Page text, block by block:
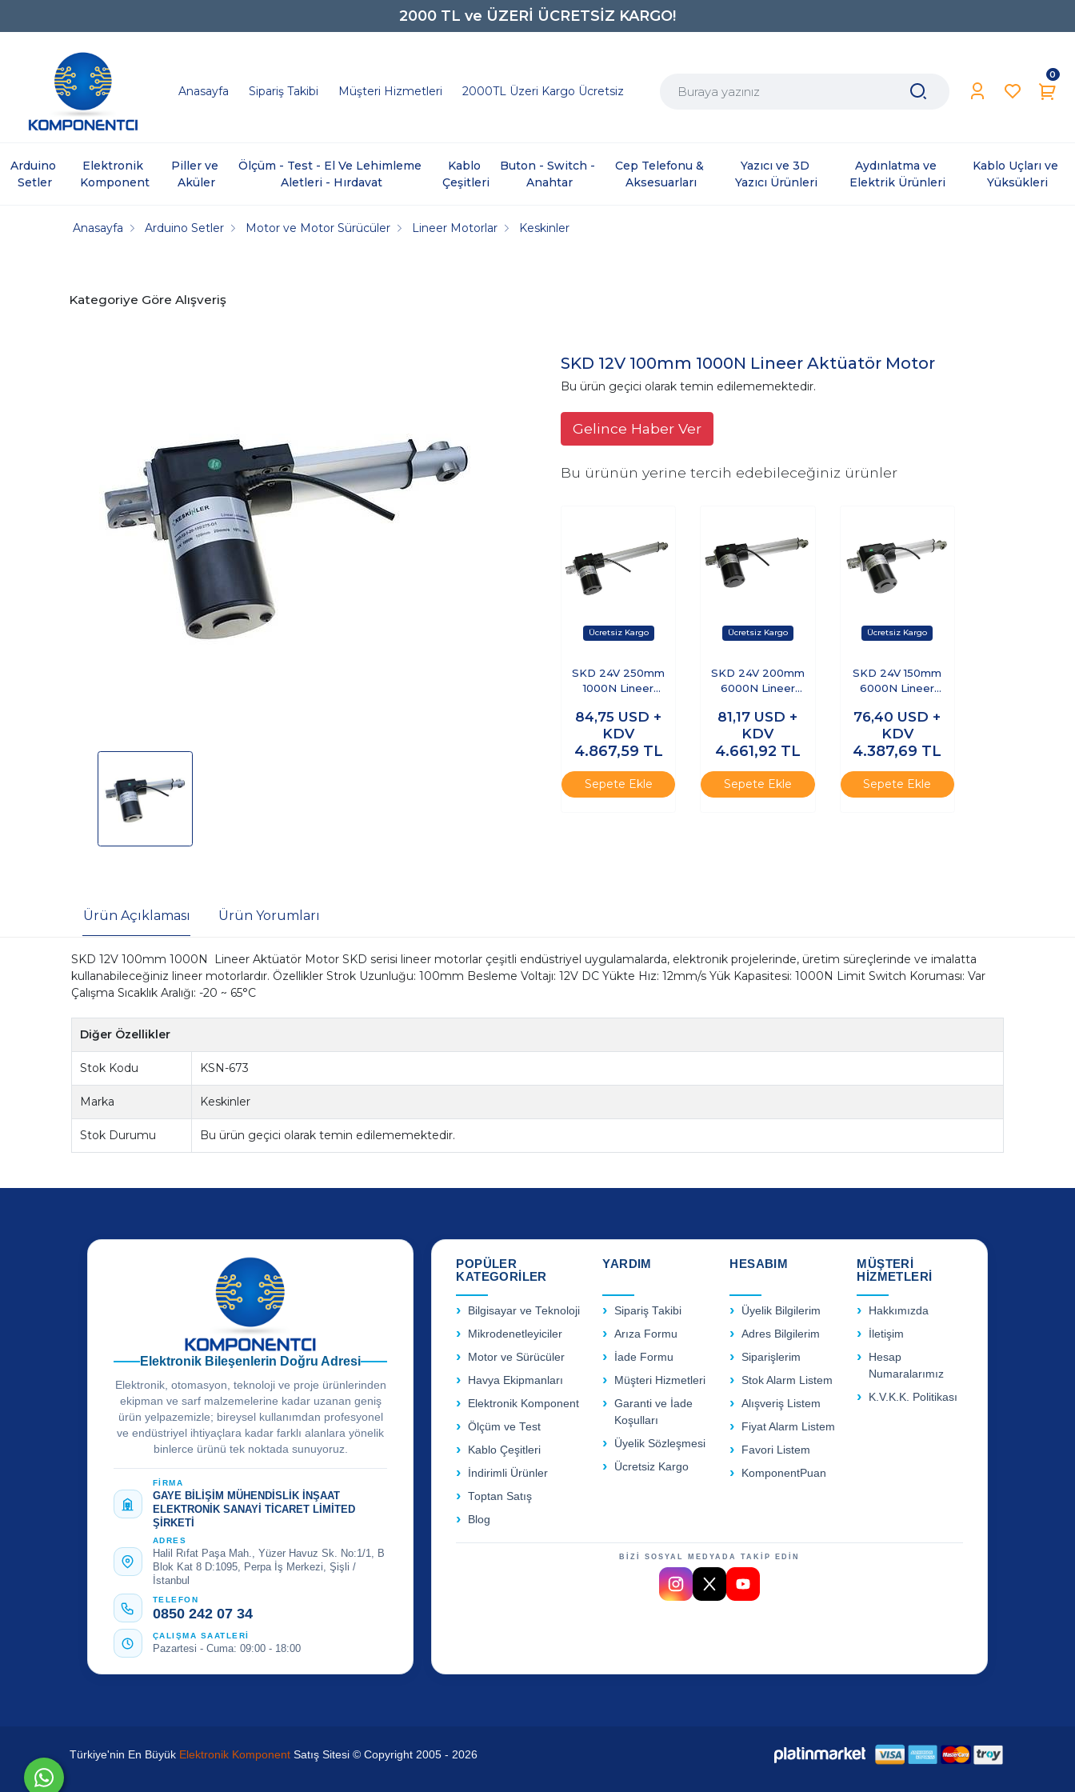
2000 TL ve ÜZERİ ÜCRETSİZ KARGO!
0850 242 0734
Anasayfa Sipariş Takibi Müşteri Hizmetleri 2000TL Üzeri Kargo Ücretsiz
0
Arduino
Setler
Elektronik
Komponent
Piller ve
Aküler
Ölçüm - Test - El Ve Lehimleme
Aletleri - Hırdavat
Kablo
Çeşitleri
Buton - Switch -
Anahtar
Cep Telefonu &
Aksesuarları
Yazıcı ve 3D
Yazıcı Ürünleri
Aydınlatma ve
Elektrik Ürünleri
Kablo Uçları ve
Yüksükleri
Anasayfa Arduino Setler Motor ve Motor Sürücüler Lineer Motorlar Keskinler
Kategoriye Göre Alışveriş
SKD 12V 100mm 1000N Lineer Aktüatör Motor
Bu ürün geçici olarak temin edilememektedir.
Gelince Haber Ver
Bu ürünün yerine tercih edebileceğiniz ürünler
SKD 24V 250mm
1000N Lineer
84,75 USD +
KDV
4.867,59 TL
Sepete Ekle
SKD 24V 200mm
6000N Lineer
81,17 USD +
KDV
4.661,92 TL
Sepete Ekle
SKD 24V 150mm
6000N Lineer
76,40 USD +
KDV
4.387,69 TL
Sepete Ekle
Ürün Açıklaması Ürün Yorumları
SKD 12V 100mm 1000N Lineer Aktüatör Motor SKD serisi lineer motorlar çeşitli endüstriyel uygulamalarda, elektronik projelerinde, üretim süreçlerinde ve imalatta
kullanabileceğiniz lineer motorlardır. Özellikler Strok Uzunluğu: 100mm Besleme Voltajı: 12V DC Yükte Hız: 12mm/s Yük Kapasitesi: 1000N Limit Switch Koruması: Var
Çalışma Sıcaklık Aralığı: -20 ~ 65°C
Diğer Özellikler
Stok Kodu KSN-673
Marka Keskinler
Stok Durumu Bu ürün geçici olarak temin edilememektedir.
Elektronik Bileşenlerin Doğru Adresi
Elektronik, otomasyon, teknoloji ve proje ürünlerinden
ekipman ve sarf malzemelerine kadar uzanan geniş
ürün yelpazemizle; bireysel kullanımdan profesyonel
ve endüstriyel ihtiyaçlara kadar farklı alanlara yönelik
binlerce ürünü tek noktada sunuyoruz.
FİRMA
GAYE BİLİŞİM MÜHENDİSLİK İNŞAAT
ELEKTRONİK SANAYİ TİCARET LİMİTED
ŞİRKETİ
ADRES
Halil Rıfat Paşa Mah., Yüzer Havuz Sk. No:1/1, B
Blok Kat 8 D:1095, Perpa İş Merkezi, Şişli /
İstanbul
TELEFON
0850 242 07 34
ÇALIŞMA SAATLERİ
Pazartesi - Cuma: 09:00 - 18:00
POPÜLER
KATEGORİLER
Bilgisayar ve Teknoloji
Mikrodenetleyiciler
Motor ve Sürücüler
Havya Ekipmanları
Elektronik Komponent
Ölçüm ve Test
Kablo Çeşitleri
İndirimli Ürünler
Toptan Satış
Blog
YARDIM
Sipariş Takibi
Arıza Formu
İade Formu
Müşteri Hizmetleri
Garanti ve İade
Koşulları
Üyelik Sözleşmesi
Ücretsiz Kargo
HESABIM
Üyelik Bilgilerim
Adres Bilgilerim
Siparişlerim
Stok Alarm Listem
Alışveriş Listem
Fiyat Alarm Listem
Favori Listem
KomponentPuan
MÜŞTERİ
HİZMETLERİ
Hakkımızda
İletişim
Hesap
Numaralarımız
K.V.K.K. Politikası
BİZİ SOSYAL MEDYADA TAKİP EDİN
Türkiye'nin En Büyük Elektronik Komponent Satış Sitesi © Copyright 2005 - 2026